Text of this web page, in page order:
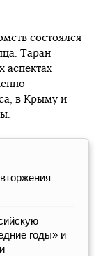
состоялся
Таран
аспектах
в Крыму и
годы» и